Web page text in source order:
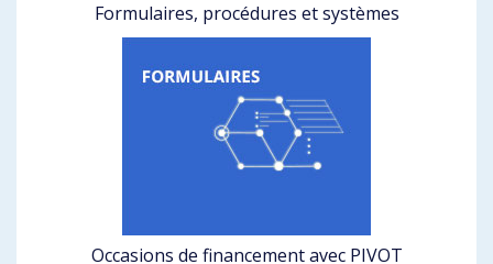
Formulaires, procédures et systèmes
Occasions de financement avec PIVOT